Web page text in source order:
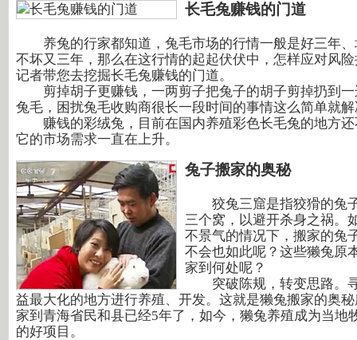
长毛兔赚钱的门道
养兔的行家都知道，兔毛市场的行情一般是好三年、
不坏又三年，那么在这行情的起起伏伏中，怎样应对风
记者带您去挖掘长毛兔赚钱的门道。
剪掉胡子更赚钱，一两剪子把兔子的胡子剪掉扔到一
兔毛，困扰兔毛收购商很长一段时间的事情这么简单就
赚钱的彩绒兔，目前在国内养殖彩色长毛兔的地方还
它的市场需求一直在上升。
兔子搬家的奥秘
狡兔三窟是指狡猾的兔
三个窝，以避开杀身之祸。
不景气的情况下，搬家的兔
不会也如此呢？这些獭兔原
家到何处呢？
突破陈规，转变思路。
益最大化的地方进行养殖、开发。这就是獭兔搬家的奥
家到青海省民和县已经5年了，如今，獭兔养殖成为当地
的好项目。